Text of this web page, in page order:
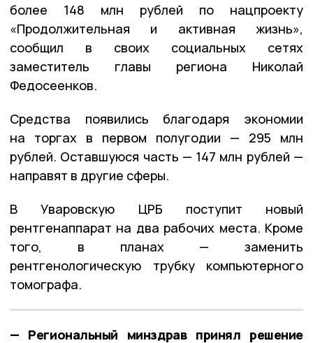
более 148 млн рублей по нацпроекту
«Продолжительная и активная жизнь»,
сообщил в своих социальных сетях
заместитель главы региона Николай
Федосеенков.
Средства появились благодаря экономии
на торгах в первом полугодии — 295 млн
рублей. Оставшуюся часть — 147 млн рублей —
направят в другие сферы.
В Уваровскую ЦРБ поступит новый
рентгенаппарат на два рабочих места. Кроме
того, в планах — заменить
рентгенологическую трубку компьютерного
томографа.
— Региональный минздрав принял решение